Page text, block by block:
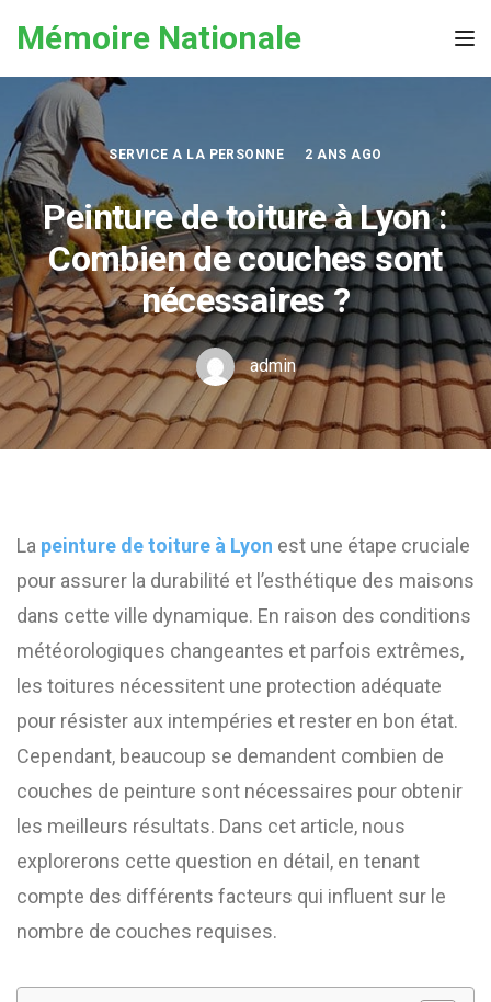
Mémoire Nationale
SERVICE A LA PERSONNE 2 ANS AGO
Peinture de toiture à Lyon :
Combien de couches sont
nécessaires ?
admin
La peinture de toiture à Lyon est une étape cruciale
pour assurer la durabilité et l’esthétique des maisons
dans cette ville dynamique. En raison des conditions
météorologiques changeantes et parfois extrêmes,
les toitures nécessitent une protection adéquate
pour résister aux intempéries et rester en bon état.
Cependant, beaucoup se demandent combien de
couches de peinture sont nécessaires pour obtenir
les meilleurs résultats. Dans cet article, nous
explorerons cette question en détail, en tenant
compte des différents facteurs qui influent sur le
nombre de couches requises.